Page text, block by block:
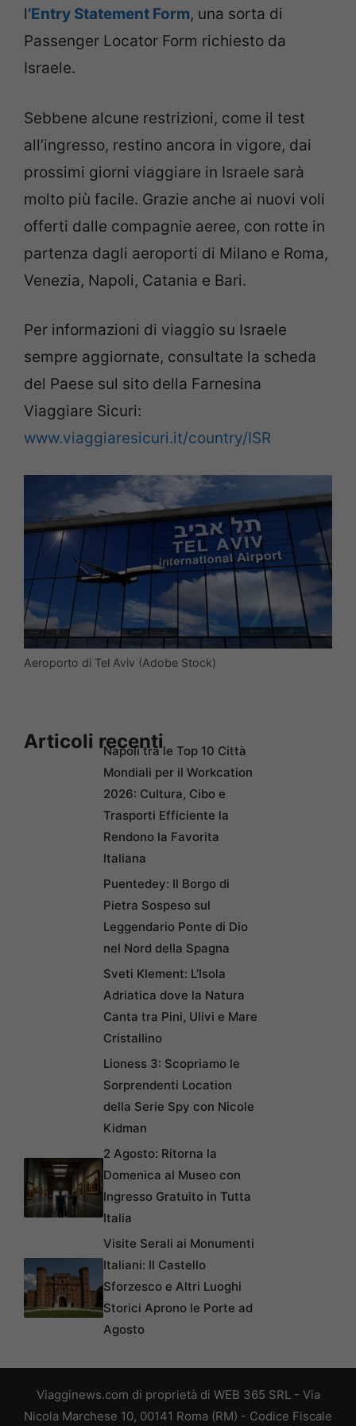
l’Entry Statement Form, una sorta di
Passenger Locator Form richiesto da
Israele.
Sebbene alcune restrizioni, come il test
all’ingresso, restino ancora in vigore, dai
prossimi giorni viaggiare in Israele sarà
molto più facile. Grazie anche ai nuovi voli
offerti dalle compagnie aeree, con rotte in
partenza dagli aeroporti di Milano e Roma,
Venezia, Napoli, Catania e Bari.
Per informazioni di viaggio su Israele
sempre aggiornate, consultate la scheda
del Paese sul sito della Farnesina
Viaggiare Sicuri:
www.viaggiaresicuri.it/country/ISR
Aeroporto di Tel Aviv (Adobe Stock)
Articoli recentiNapoli tra le Top 10 Città
Mondiali per il Workcation
2026: Cultura, Cibo e
Trasporti Efficiente la
Rendono la Favorita
Italiana
Puentedey: Il Borgo di
Pietra Sospeso sul
Leggendario Ponte di Dio
nel Nord della Spagna
Sveti Klement: L’Isola
Adriatica dove la Natura
Canta tra Pini, Ulivi e Mare
Cristallino
Lioness 3: Scopriamo le
Sorprendenti Location
della Serie Spy con Nicole
Kidman
2 Agosto: Ritorna la
Domenica al Museo con
Ingresso Gratuito in Tutta
Italia
Visite Serali ai Monumenti
Italiani: Il Castello
Sforzesco e Altri Luoghi
Storici Aprono le Porte ad
Agosto
Viagginews.com di proprietà di WEB 365 SRL - Via
Nicola Marchese 10, 00141 Roma (RM) - Codice Fiscale